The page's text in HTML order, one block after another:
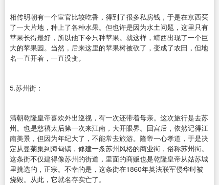
相传明朝有一个宦官比较吃香，得到了很多私房钱，于是在京西买
了一大片地，种上了各种水果。但也许是因为水土问题，这里只有
苹果长得最好，所以他下令只种苹果。就这样，靖西出现了一个巨
大的苹果园。当然，后来这里的苹果树被砍了，变成了农田，但地
名一直开着，一直没变。
5.苏州街：
清朝乾隆皇帝喜欢外出巡视，有一次还带着母亲。这次旅行是去苏
州。也是慈禧太后第一次来江南，大开眼界。回宫后，依然记得江
南美景，但因为年纪大了，不能常去旅游。隆帝一心孝道，于是决
定从曼菊集到海甸镇，修建一条苏州风格的商业街，俗称苏州街。
这条街不仅建得像苏州的街道，里面的商贩也是乾隆皇帝从姑苏城
里挑选的，正宗。不幸的是，这条街在1860年英法联军侵华时被
烧毁。从此，它就名存实亡了。